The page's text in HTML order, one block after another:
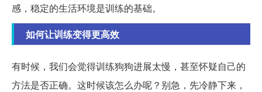
感，稳定的生活环境是训练的基础。
如何让训练变得更高效
有时候，我们会觉得训练狗狗进展太慢，甚至怀疑自己的
方法是否正确。这时候该怎么办呢？别急，先冷静下来，